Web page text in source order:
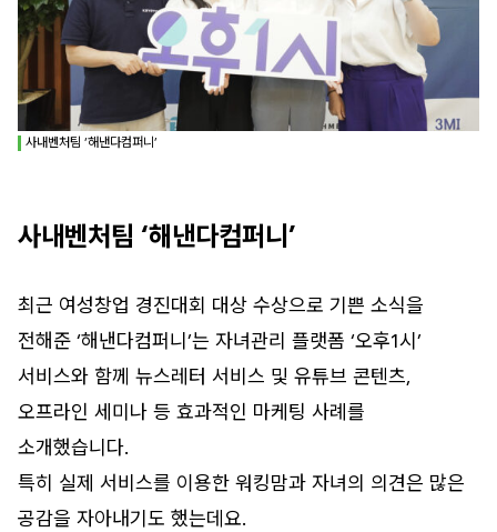
사내벤처팀 ‘해낸다컴퍼니’
사내벤처팀 ‘해낸다컴퍼니’
최근 여성창업 경진대회 대상 수상으로 기쁜 소식을
전해준 ‘해낸다컴퍼니’는 자녀관리 플랫폼 ‘오후1시’
서비스와 함께 뉴스레터 서비스 및 유튜브 콘텐츠,
오프라인 세미나 등 효과적인 마케팅 사례를
소개했습니다.
특히 실제 서비스를 이용한 워킹맘과 자녀의 의견은 많은
공감을 자아내기도 했는데요.